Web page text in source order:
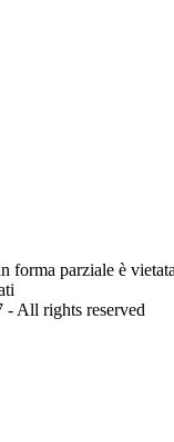
forma parziale è
All rights reserved